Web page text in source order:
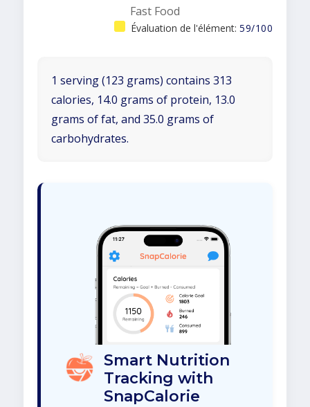
Fast Food
Évaluation de l'élément: 59/100
1 serving (123 grams) contains 313
calories, 14.0 grams of protein, 13.0
grams of fat, and 35.0 grams of
carbohydrates.
Smart Nutrition
Tracking with
SnapCalorie